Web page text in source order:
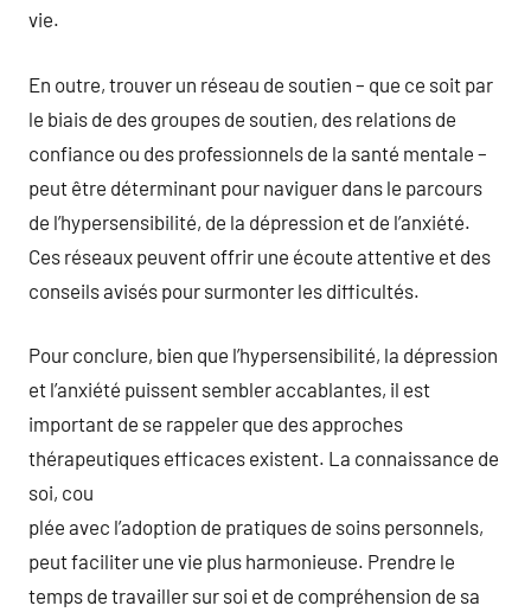
vie.
En outre, trouver un réseau de soutien – que ce soit par
le biais de des groupes de soutien, des relations de
confiance ou des professionnels de la santé mentale –
peut être déterminant pour naviguer dans le parcours
de l’hypersensibilité, de la dépression et de l’anxiété.
Ces réseaux peuvent offrir une écoute attentive et des
conseils avisés pour surmonter les difficultés.
Pour conclure, bien que l’hypersensibilité, la dépression
et l’anxiété puissent sembler accablantes, il est
important de se rappeler que des approches
thérapeutiques efficaces existent. La connaissance de
soi, cou
plée avec l’adoption de pratiques de soins personnels,
peut faciliter une vie plus harmonieuse. Prendre le
temps de travailler sur soi et de compréhension de sa